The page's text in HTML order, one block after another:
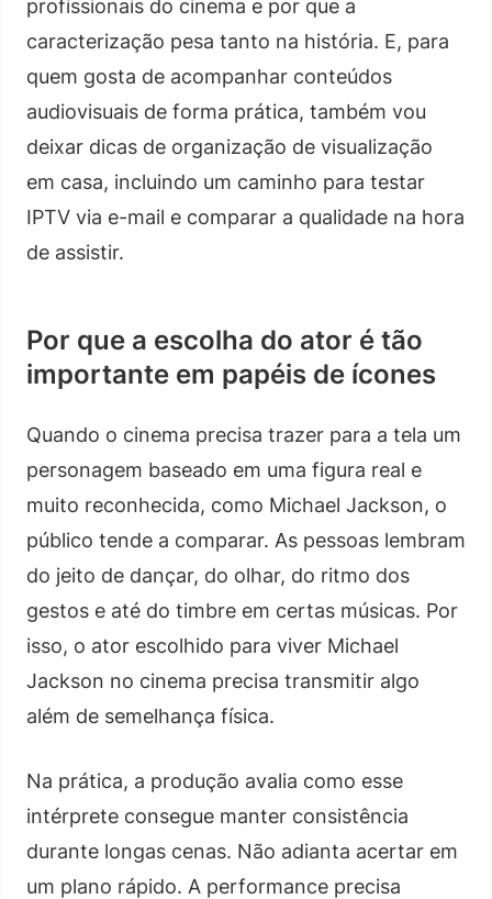
profissionais do cinema e por que a
caracterização pesa tanto na história. E, para
quem gosta de acompanhar conteúdos
audiovisuais de forma prática, também vou
deixar dicas de organização de visualização
em casa, incluindo um caminho para testar
IPTV via e-mail e comparar a qualidade na hora
de assistir.
Por que a escolha do ator é tão
importante em papéis de ícones
Quando o cinema precisa trazer para a tela um
personagem baseado em uma figura real e
muito reconhecida, como Michael Jackson, o
público tende a comparar. As pessoas lembram
do jeito de dançar, do olhar, do ritmo dos
gestos e até do timbre em certas músicas. Por
isso, o ator escolhido para viver Michael
Jackson no cinema precisa transmitir algo
além de semelhança física.
Na prática, a produção avalia como esse
intérprete consegue manter consistência
durante longas cenas. Não adianta acertar em
um plano rápido. A performance precisa